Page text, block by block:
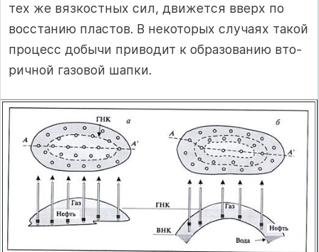
тех же вязкост­ных сил, движется вверх по
восстанию пластов. В некоторых случаях такой
процесс добычи приводит к образованию вто­
ричной газовой шапки.